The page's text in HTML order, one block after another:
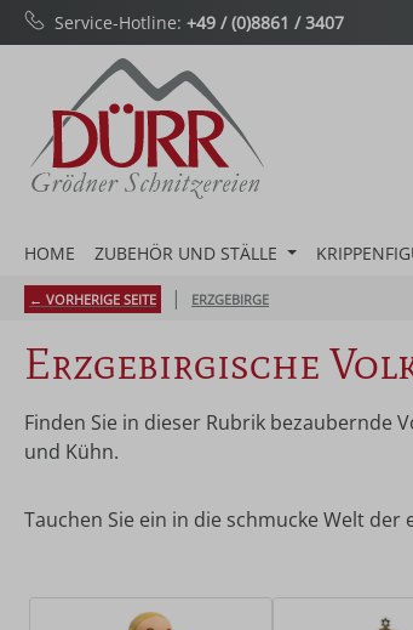
Hauptinhalt springen
Zur Suche springen
Zur Hauptnavigation springen
Service-Hotline: +49 / (0)8861 / 3407
HOME ZUBEHÖR UND STÄLLE
← VORHERIGE SEITE | ERZGEBIRGE
Erzgebirgische
Finden Sie in dieser Rubrik bezaubernde
und Kühn.
Tauchen Sie ein in die schmucke Welt